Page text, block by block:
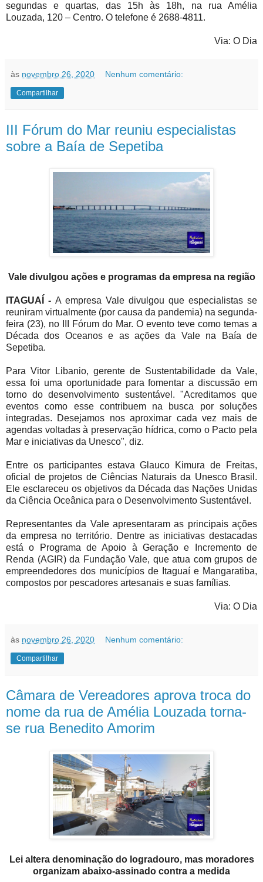
segundas e quartas, das 15h às 18h, na rua Amélia
Louzada, 120 – Centro. O telefone é 2688-4811.
Via: O Dia
às novembro 26, 2020 Nenhum comentário:
Compartilhar
III Fórum do Mar reuniu especialistas
sobre a Baía de Sepetiba
Vale divulgou ações e programas da empresa na região
ITAGUAÍ - A empresa Vale divulgou que especialistas se
reuniram virtualmente (por causa da pandemia) na segunda-
feira (23), no III Fórum do Mar. O evento teve como temas a
Década dos Oceanos e as ações da Vale na Baía de
Sepetiba.
Para Vitor Libanio, gerente de Sustentabilidade da Vale,
essa foi uma oportunidade para fomentar a discussão em
torno do desenvolvimento sustentável. "Acreditamos que
eventos como esse contribuem na busca por soluções
integradas. Desejamos nos aproximar cada vez mais de
agendas voltadas à preservação hídrica, como o Pacto pela
Mar e iniciativas da Unesco", diz.
Entre os participantes estava Glauco Kimura de Freitas,
oficial de projetos de Ciências Naturais da Unesco Brasil.
Ele esclareceu os objetivos da Década das Nações Unidas
da Ciência Oceânica para o Desenvolvimento Sustentável.
Representantes da Vale apresentaram as principais ações
da empresa no território. Dentre as iniciativas destacadas
está o Programa de Apoio à Geração e Incremento de
Renda (AGIR) da Fundação Vale, que atua com grupos de
empreendedores dos municípios de Itaguaí e Mangaratiba,
compostos por pescadores artesanais e suas famílias.
Via: O Dia
às novembro 26, 2020 Nenhum comentário:
Compartilhar
Câmara de Vereadores aprova troca do
nome da rua de Amélia Louzada torna-
se rua Benedito Amorim
Lei altera denominação do logradouro, mas moradores
organizam abaixo-assinado contra a medida